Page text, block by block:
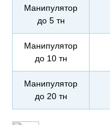
Манипулятор
до 5 тн
Манипулятор
до 10 тн
Манипулятор
до 20 тн